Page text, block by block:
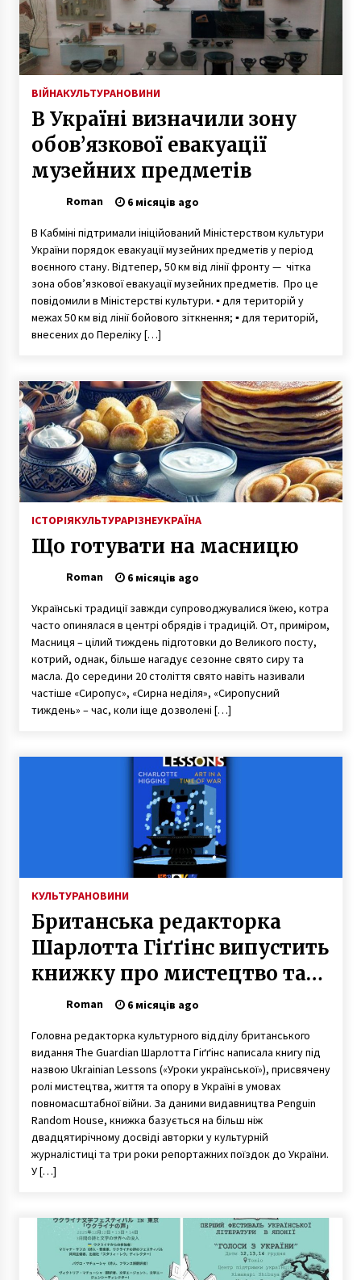
ВІЙНАКУЛЬТУРАНОВИНИ
В Україні визначили зону
обов’язкової евакуації
музейних предметів
Roman 6 місяців ago
В Кабміні підтримали ініційований Міністерством культури
України порядок евакуації музейних предметів у період
воєнного стану. Відтепер, 50 км від лінії фронту — чітка
зона обов’язкової евакуації музейних предметів. Про це
повідомили в Міністерстві культури. ▪ для територій у
межах 50 км від лінії бойового зіткнення; ▪ для територій,
внесених до Переліку […]
ІСТОРІЯКУЛЬТУРАРІЗНЕУКРАЇНА
Що готувати на масницю
Roman 6 місяців ago
Українські традиції завжди супроводжувалися їжею, котра
часто опинялася в центрі обрядів і традицій. От, приміром,
Масниця – цілий тиждень підготовки до Великого посту,
котрий, однак, більше нагадує сезонне свято сиру та
масла. До середини 20 століття свято навіть називали
частіше «Сиропус», «Сирна неділя», «Сиропусний
тиждень» – час, коли іще дозволені […]
КУЛЬТУРАНОВИНИ
Британська редакторка
Шарлотта Гіґґінс випустить
книжку про мистецтво та
опір в Україні
Roman 6 місяців ago
Головна редакторка культурного відділу британського
видання The Guardian Шарлотта Гіґґінс написала книгу під
назвою Ukrainian Lessons («Уроки української»), присвячену
ролі мистецтва, життя та опору в Україні в умовах
повномасштабної війни. За даними видавництва Penguin
Random House, книжка базується на більш ніж
двадцятирічному досвіді авторки у культурній
журналістиці та три роки репортажних поїздок до України.
У […]